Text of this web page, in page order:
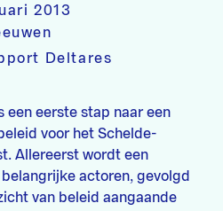
2013
Deltares
een eerste stap naar een
voor het Schelde-
Allereerst wordt een
actoren, gevolgd
van beleid aangaande